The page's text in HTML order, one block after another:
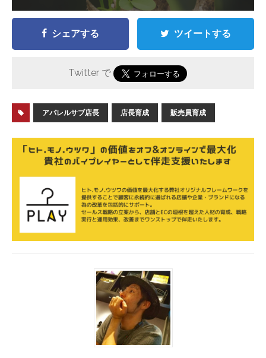
シェアする ツイートする
Twitter で
アパレルサブ店長 店長育成 販売員育成